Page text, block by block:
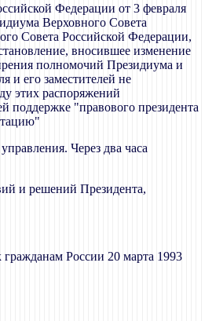
Федерации от 3 февраля
Верховного Совета
Совета Российской Федерации,
вносившее изменение
полномочий Президиума и
и его заместителей не
этих распоряжений
поддержке "правового президента
Через два часа
и решений Президента,
России 20 марта 1993